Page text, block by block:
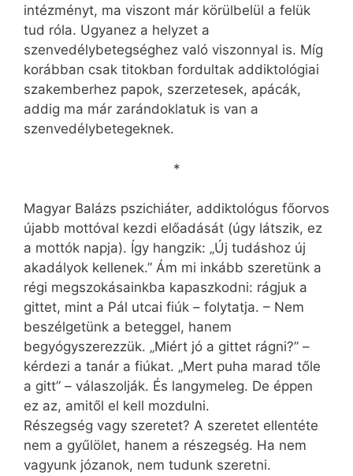
intézményt, ma viszont már körülbelül a felük
tud róla. Ugyanez a helyzet a
szenvedélybetegséghez való viszonnyal is. Míg
korábban csak titokban fordultak addiktológiai
szakemberhez papok, szerzetesek, apácák,
addig ma már zarándoklatuk is van a
szenvedélybetegeknek.
*
Magyar Balázs pszichiáter, addiktológus főorvos
újabb mottóval kezdi előadását (úgy látszik, ez
a mottók napja). Így hangzik: „Új tudáshoz új
akadályok kellenek.” Ám mi inkább szeretünk a
régi megszokásainkba kapaszkodni: rágjuk a
gittet, mint a Pál utcai fiúk – folytatja. – Nem
beszélgetünk a beteggel, hanem
begyógyszerezzük. „Miért jó a gittet rágni?” –
kérdezi a tanár a fiúkat. „Mert puha marad tőle
a gitt” – válaszolják. És langymeleg. De éppen
ez az, amitől el kell mozdulni.
Részegség vagy szeretet? A szeretet ellentéte
nem a gyűlölet, hanem a részegség. Ha nem
vagyunk józanok, nem tudunk szeretni.